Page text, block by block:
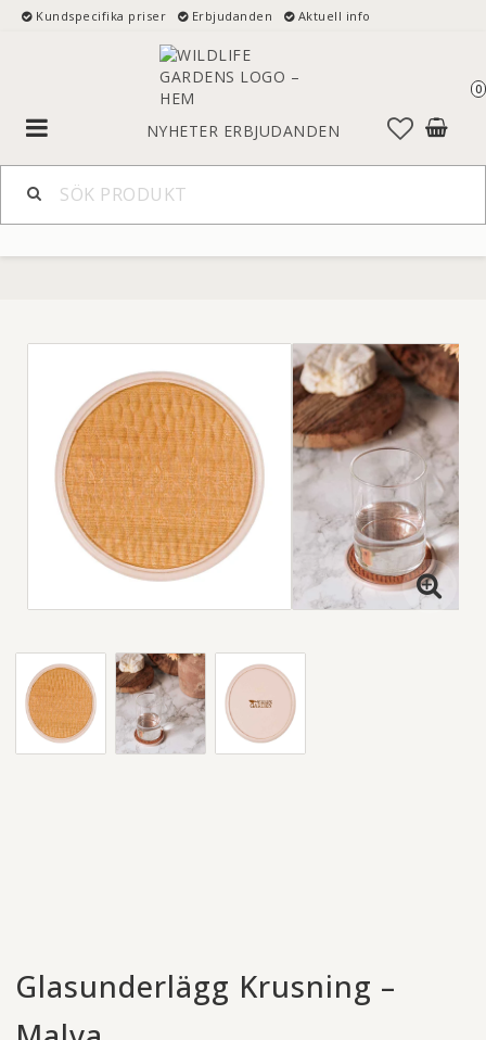
Kundspecifika priser Erbjudanden Aktuell info
NYHETER ERBJUDANDEN
0
Toggle
navigation
Glasunderlägg Krusning –